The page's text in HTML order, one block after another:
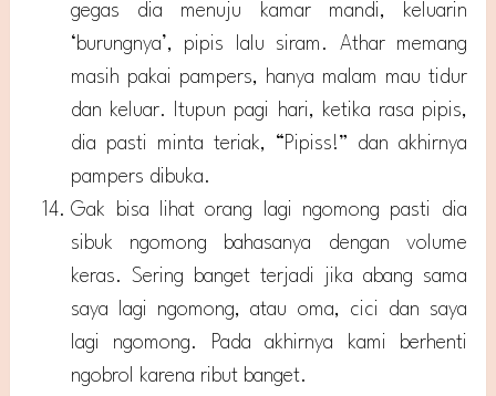
gegas dia menuju kamar mandi, keluarin
‘burungnya’, pipis lalu siram. Athar memang
masih pakai pampers, hanya malam mau tidur
dan keluar. Itupun pagi hari, ketika rasa pipis,
dia pasti minta teriak, “Pipiss!” dan akhirnya
pampers dibuka.
Gak bisa lihat orang lagi ngomong pasti dia
sibuk ngomong bahasanya dengan volume
keras. Sering banget terjadi jika abang sama
saya lagi ngomong, atau oma, cici dan saya
lagi ngomong. Pada akhirnya kami berhenti
ngobrol karena ribut banget.